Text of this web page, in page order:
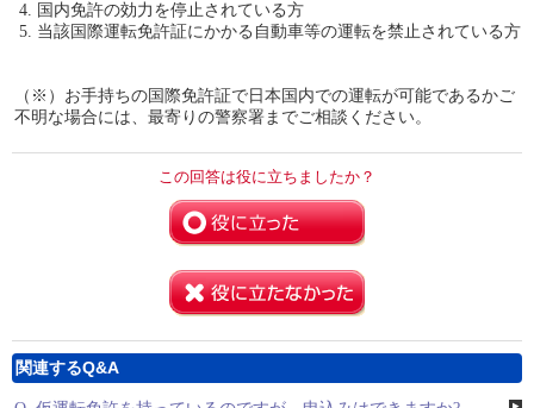
4. 国内免許の効力を停止されている方
5. 当該国際運転免許証にかかる自動車等の運転を禁止されている方
（※）お手持ちの国際免許証で日本国内での運転が可能であるかご
不明な場合には、最寄りの警察署までご相談ください。
この回答は役に立ちましたか？
関連するQ&A